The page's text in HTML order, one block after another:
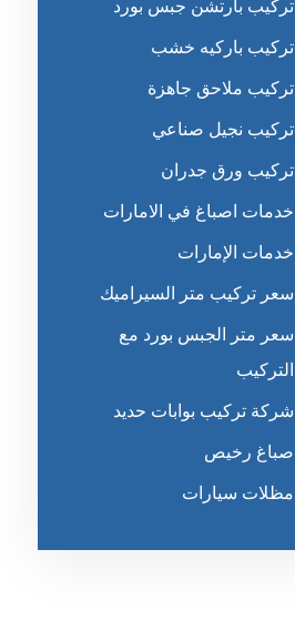
تركيب بارتشن جبس بورد
تركيب باركيه خشب
تركيب ملاحق جاهزة
تركيب نجيل صناعي
تركيب ورق جدران
خدمات اصباغ في الامارات
خدمات الإمارات
سعر تركيب متر السيراميك
سعر متر الجبس بورد مع
التركيب
شركة تركيب بوابات حديد
صباغ رخيص
مظلات سيارات